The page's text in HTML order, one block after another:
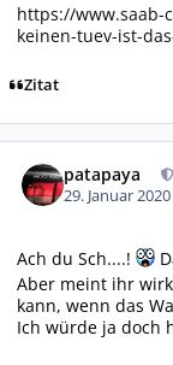
https://www.saab-
keinen-tuev-ist-
Zitat
patapaya
29. Januar
Ach du Sch....!
Aber meint ihr
kann, wenn das
Ich würde ja doch